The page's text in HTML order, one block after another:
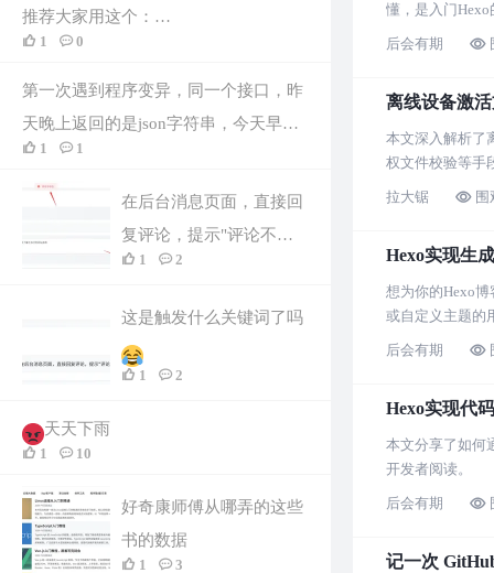
推荐大家用这个：
https://github.com/TrillGates/EnterAnimat
ion
1 0
第一次遇到程序变异，同一个接口，昨
天晚上返回的是json字符串，今天早上
返回的是xml格式[捂脸]
1 1
在后台消息页面，直接回
复评论，提示"评论不存
在"1 2
这是触发什么关键词了吗
1 2
天天下雨
1 10
好奇康师傅从哪弄的这些
书的数据
1 3
懂，是入门
后会有期
离线设备激
本文深入解析了
权文件校验等手
拉大锯 围
Hexo实现生
想为你的Hexo
或自定义主题的
后会有期
Hexo实现代
本文分享了如何
开发者阅读。
后会有期
记一次